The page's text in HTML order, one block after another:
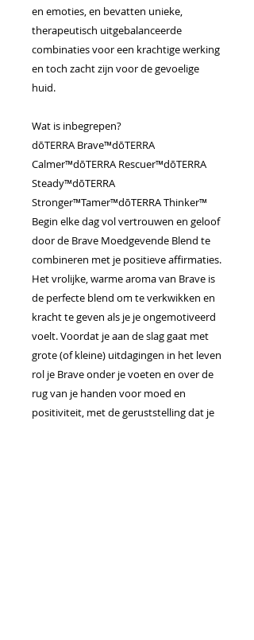
en emoties, en bevatten unieke,
therapeutisch uitgebalanceerde
combinaties voor een krachtige werking
en toch zacht zijn voor de gevoelige
huid.
Wat is inbegrepen?
dōTERRA Brave™dōTERRA
Calmer™dōTERRA Rescuer™dōTERRA
Steady™dōTERRA
Stronger™Tamer™dōTERRA Thinker™
Begin elke dag vol vertrouwen en geloof
door de Brave Moedgevende Blend te
combineren met je positieve affirmaties.
Het vrolijke, warme aroma van Brave is
de perfecte blend om te verkwikken en
kracht te geven als je je ongemotiveerd
voelt. Voordat je aan de slag gaat met
grote (of kleine) uitdagingen in het leven
rol je Brave onder je voeten en over de
rug van je handen voor moed en
positiviteit, met de geruststelling dat je